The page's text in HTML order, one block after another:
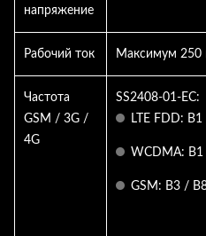
напряжение
Рабочий ток Максимум
Частота
GSM / 3G /
4G
SS2408-01-EC:
LTE FDD:
WCDMA:
GSM: B3 /